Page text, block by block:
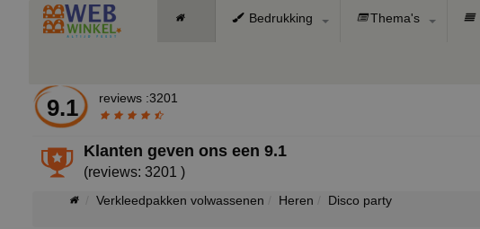
Bedrukking Thema's
9.1 reviews :3201
Klanten geven ons een9.1
(reviews: 3201 )
Verkleedpakken volwassenen Heren Disco party